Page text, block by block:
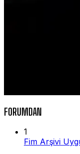
FORUMDAN
1
Fim Arşivi